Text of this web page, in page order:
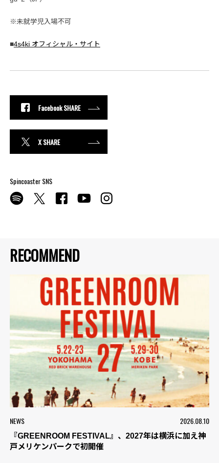
RECOMMEND
NEWS 2026.08.10
『GREENROOM FESTIVAL』、2027年は横浜に加え神
戸メリケンパークで初開催
※未就学児入場不可
■4s4ki オフィシャル・サイト
Facebook SHARE
X SHARE
Spincoaster SNS